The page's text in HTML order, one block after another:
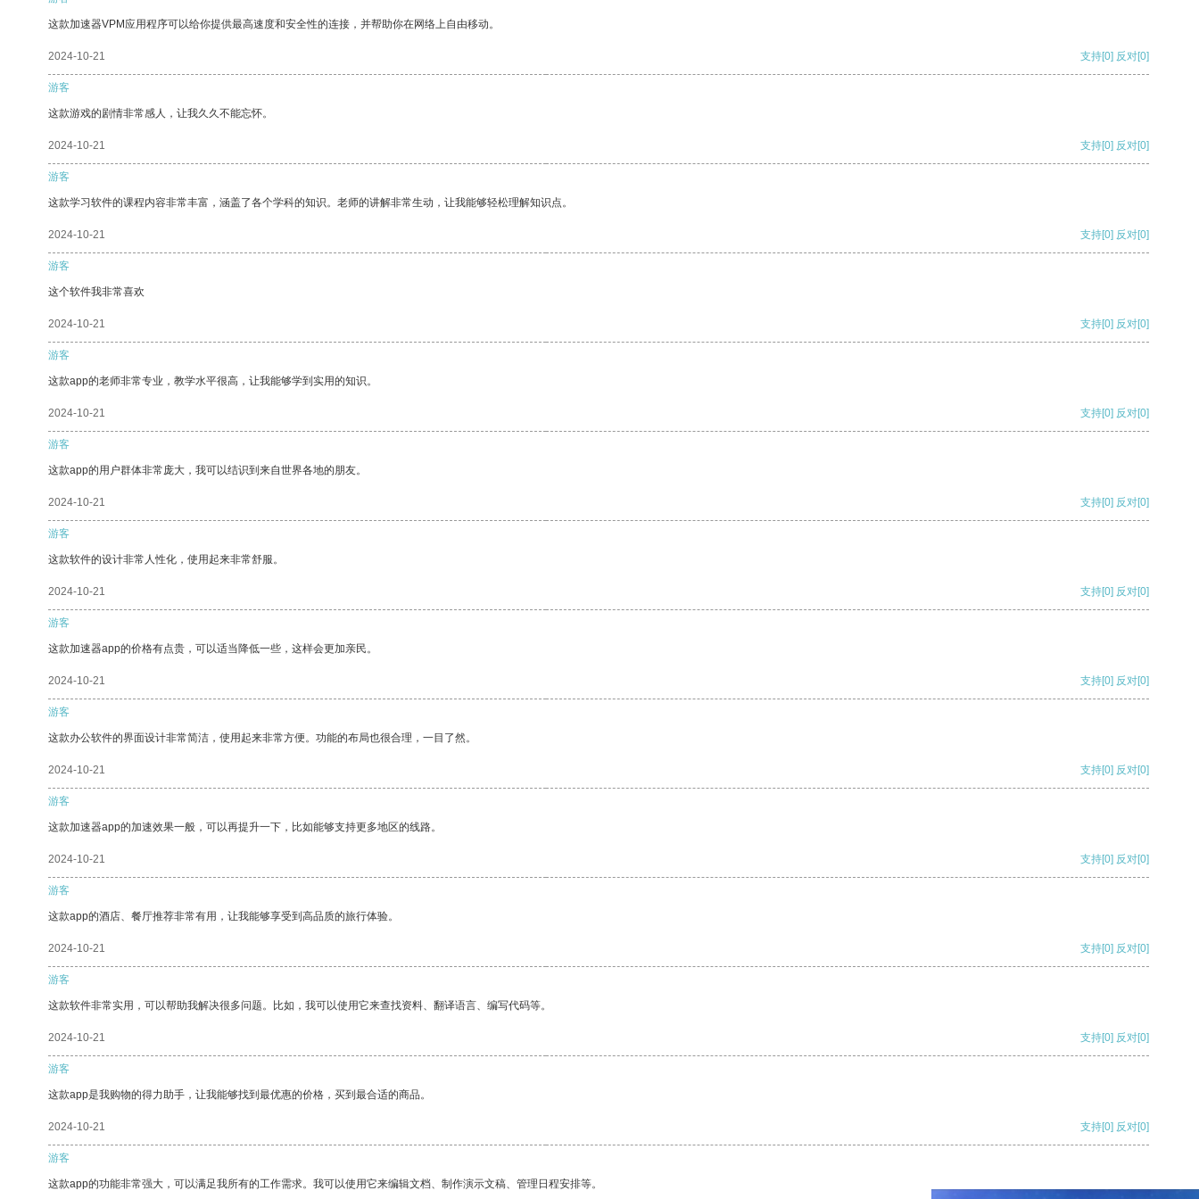
这款加速器VPM应用程序可以给你提供最高速度和安全性的连接，并帮助你在网络上自由移动。
2024-10-21 支持[0] 反对[0]
游客
这款游戏的剧情非常感人，让我久久不能忘怀。
2024-10-21 支持[0] 反对[0]
游客
这款学习软件的课程内容非常丰富，涵盖了各个学科的知识。老师的讲解非常生动，让我能够轻松理解知识点。
2024-10-21 支持[0] 反对[0]
游客
这个软件我非常喜欢
2024-10-21 支持[0] 反对[0]
游客
这款app的老师非常专业，教学水平很高，让我能够学到实用的知识。
2024-10-21 支持[0] 反对[0]
游客
这款app的用户群体非常庞大，我可以结识到来自世界各地的朋友。
2024-10-21 支持[0] 反对[0]
游客
这款软件的设计非常人性化，使用起来非常舒服。
2024-10-21 支持[0] 反对[0]
游客
这款加速器app的价格有点贵，可以适当降低一些，这样会更加亲民。
2024-10-21 支持[0] 反对[0]
游客
这款办公软件的界面设计非常简洁，使用起来非常方便。功能的布局也很合理，一目了然。
2024-10-21 支持[0] 反对[0]
游客
这款加速器app的加速效果一般，可以再提升一下，比如能够支持更多地区的线路。
2024-10-21 支持[0] 反对[0]
游客
这款app的酒店、餐厅推荐非常有用，让我能够享受到高品质的旅行体验。
2024-10-21 支持[0] 反对[0]
游客
这款软件非常实用，可以帮助我解决很多问题。比如，我可以使用它来查找资料、翻译语言、编写代码等。
2024-10-21 支持[0] 反对[0]
游客
这款app是我购物的得力助手，让我能够找到最优惠的价格，买到最合适的商品。
2024-10-21 支持[0] 反对[0]
游客
这款app的功能非常强大，可以满足我所有的工作需求。我可以使用它来编辑文档、制作演示文稿、管理日程安排等。